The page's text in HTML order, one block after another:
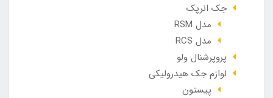
جک انرپک
مدل RSM
مدل RCS
پروپرشنال ولو
لوازم جک هیدرولیکی
پیستون